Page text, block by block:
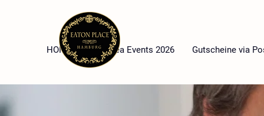
HOME High Tea Events 2026 Gutscheine via